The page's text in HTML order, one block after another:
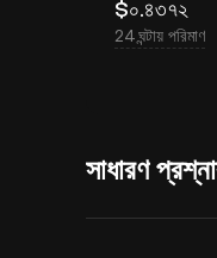
$০.৪৩৭২
24 ঘন্টায় পরিমাণ
সাধারণ